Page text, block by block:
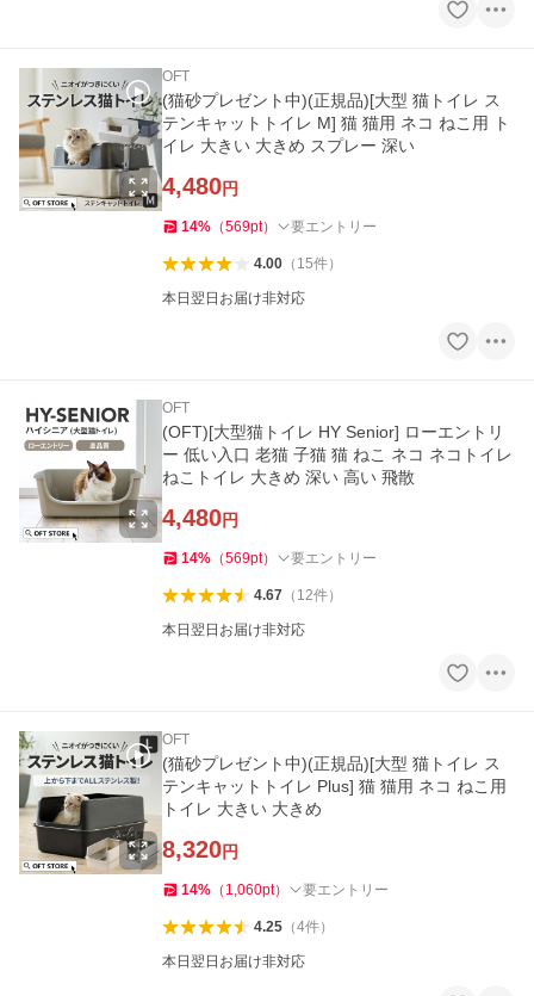
OFT
(猫砂プレゼント中)(正規品)[大型 猫トイレ ス
テンキャットトイレ M] 猫 猫用 ネコ ねこ用 ト
イレ 大きい 大きめ スプレー 深い
4,480円
14% （569pt） 要エントリー
4.00（ 15件）
本日翌日お届け非対応
OFT
(OFT)[大型猫トイレ HY Senior] ローエントリ
ー 低い入口 老猫 子猫 猫 ねこ ネコ ネコトイレ
ねこトイレ 大きめ 深い 高い 飛散
4,480円
14% （569pt） 要エントリー
4.67（ 12件）
本日翌日お届け非対応
OFT
(猫砂プレゼント中)(正規品)[大型 猫トイレ ス
テンキャットトイレ Plus] 猫 猫用 ネコ ねこ用
トイレ 大きい 大きめ
8,320円
14% （ 1,060pt） 要エントリー
4.25（4件）
本日翌日お届け非対応